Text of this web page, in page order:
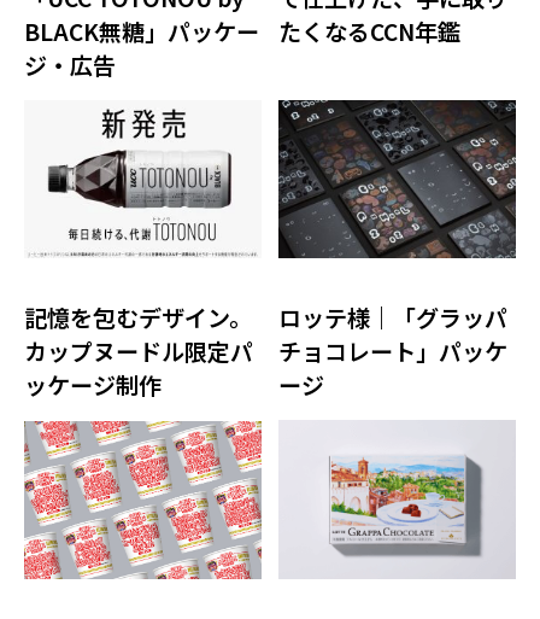
BLACK無糖」パッケー
ジ・広告
たくなるCCN年鑑
記憶を包むデザイン。
カップヌードル限定パ
ッケージ制作
ロッテ様｜「グラッパ
チョコレート」パッケ
ージ